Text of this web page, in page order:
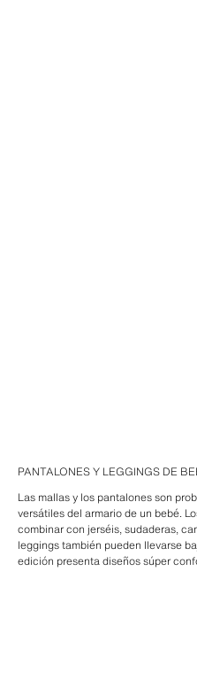
PANTALONES Y LEGGINGS DE
Las mallas y los pantalones son
versátiles del armario de un bebé.
combinar con jerséis, sudaderas,
leggings también pueden llevarse
edición presenta diseños súper